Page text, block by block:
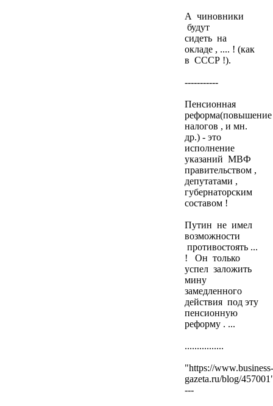
А чиновники
будут
сидеть на
окладе , .... ! (как
в СССР !).
-----------
Пенсионная
реформа(повышение
налогов , и мн.
др.) - это
исполнение
указаний МВФ
правительством ,
депутатами ,
губернаторским
составом !
Путин не имел
возможности
противостоять ...
! Он только
успел заложить
мину
замедленного
действия под эту
пенсионную
реформу . ...
................
"https://www.business-
gazeta.ru/blog/
---